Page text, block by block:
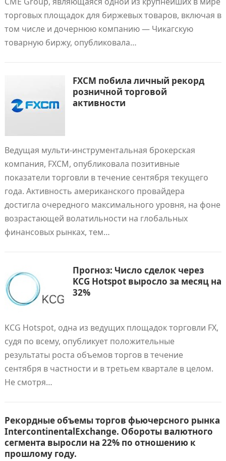
торговых площадок для биржевых товаров, включая в
том числе и дочернюю компанию — Чикагскую
товарную биржу, опубликовала…
FXCM побила личный рекорд
розничной торговой
активности
Ведущая мульти-инструментальная брокерская
компания, FXCM, опубликовала позитивные
показатели торговли в течение сентября текущего
года. Активность американского провайдера
достигла очередного максимального уровня, на фоне
возрастающей волатильности на глобальных
финансовых рынках, тем…
Прогноз: Число сделок через
KCG Hotspot выросло за месяц на
32%
KCG Hotspot, одна из ведущих площадок торговли FX,
судя по всему, опубликует положительные
результаты роста объемов торгов в течение
сентября в частности и в третьем квартале в целом.
Не смотря…
Рекордные объемы торгов фьючерсного рынка
IntercontinentalExchange. Обороты валютного
сегмента выросли на 22% по отношению к
прошлому году.